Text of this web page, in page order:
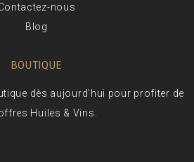
nous
Blog
BOUTIQUE
dès aujourd'hui pour profiter de
Huiles & Vins.